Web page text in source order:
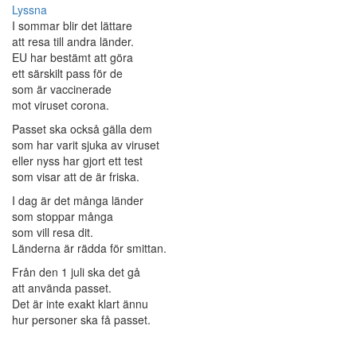
Lyssna
I sommar blir det lättare
att resa till andra länder.
EU har bestämt att göra
ett särskilt pass för de
som är vaccinerade
mot viruset corona.
Passet ska också gälla dem
som har varit sjuka av viruset
eller nyss har gjort ett test
som visar att de är friska.
I dag är det många länder
som stoppar många
som vill resa dit.
Länderna är rädda för smittan.
Från den 1 juli ska det gå
att använda passet.
Det är inte exakt klart ännu
hur personer ska få passet.